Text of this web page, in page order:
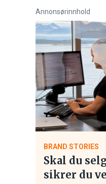
Annonsørinnhold
BRAND STORIES
Skal du
sikrer du